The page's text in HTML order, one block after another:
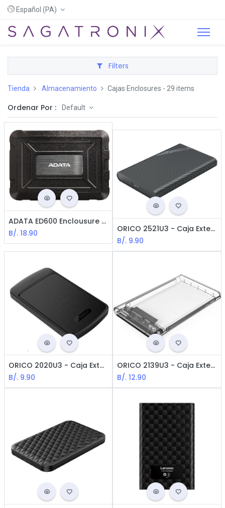
Español (PA)
Filters
Tienda Almacenamiento Cajas Enclosures - 29 items
Ordenar Por : Default
ADATA ED600 Enclousure Externo 2.5'' / SSD / Negro
B/. 18.90
ORICO 2521U3 - Caja Externa / 2.5 / SATA HDD / USB 3.0 / Black
B/. 9.90
ORICO 2020U3 - Caja Externa / 2.5 / SATA HDD / USB 3.0 / Black
B/. 9.90
ORICO 2139U3 - Caja Externa / 2.5 / SATA HDD / USB 3.0 / Transparente
B/. 12.90